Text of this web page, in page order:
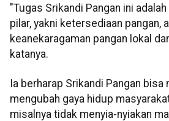
"Tugas Srikandi Pangan ini
pilar, yakni ketersediaan pangan,
keanekaragaman pangan lokal
katanya.
Ia berharap Srikandi Pangan bisa
mengubah gaya hidup
misalnya tidak menyia-nyiakan